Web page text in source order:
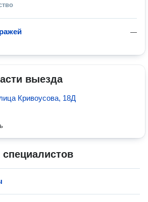
—
выезда
Кривоусова, 18Д
специалистов